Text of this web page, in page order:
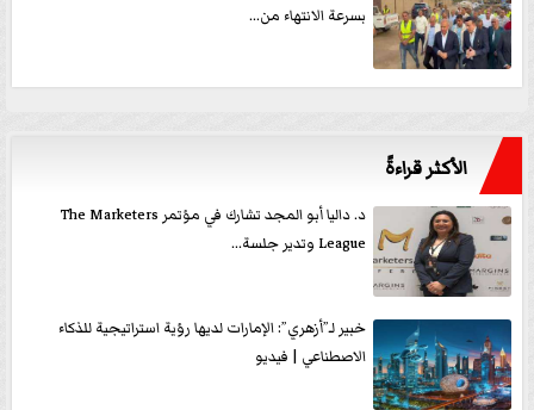
بسرعة الانتهاء من...
الأكثر قراءةً
د. داليا أبو المجد تشارك في مؤتمر The Marketers
League وتدير جلسة...
خبير لـ”أزهري”: الإمارات لديها رؤية استراتيجية للذكاء
الاصطناعي | فيديو